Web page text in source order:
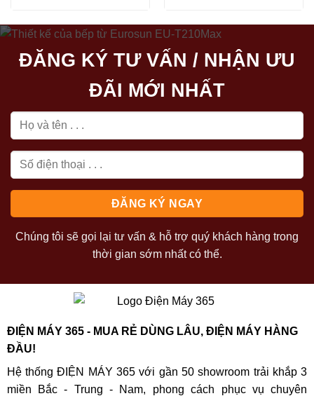
ĐĂNG KÝ TƯ VẤN / NHẬN ƯU
ĐÃI MỚI NHẤT
Chúng tôi sẽ gọi lại tư vấn & hỗ trợ quý khách hàng trong
thời gian sớm nhất có thể.
ĐIỆN MÁY 365 - MUA RẺ DÙNG LÂU, ĐIỆN MÁY HÀNG
ĐẦU!
Hệ thống ĐIỆN MÁY 365 với gần 50 showroom trải khắp 3
miền Bắc - Trung - Nam, phong cách phục vụ chuyên